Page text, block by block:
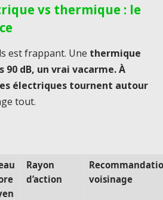
vs thermique : le
est frappant. Une thermique
90 dB, un vrai vacarme. À
électriques tournent autour
tout.
Rayon
d’action
voisinage